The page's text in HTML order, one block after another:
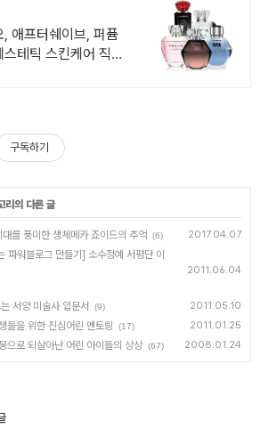
, 애프터쉐이브, 퍼퓸
테틱 스킨케어 직영
구독하기
리의 다른 글
를 풍미한 생체메카 죠이드의 추억 (6) 2017.04.07
파워블로그 만들기] 소수정예 서평단 이
2011.06.04
서양 미술사 입문서 (9) 2011.05.10
들을 위한 진심어린 멘토링 (17) 2011.01.25
로 되살아난 어린 아이들의 상상 (67) 2008.01.24